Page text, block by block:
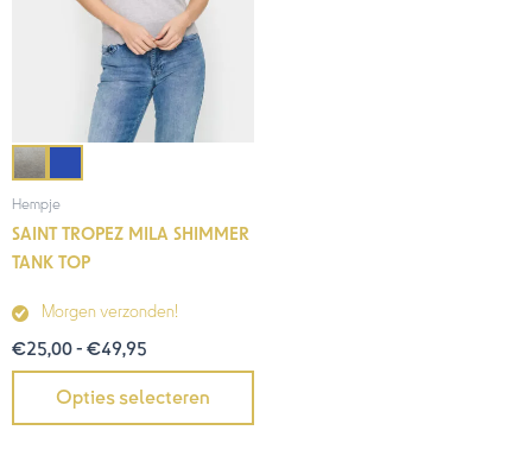
Hempje
SAINT TROPEZ MILA SHIMMER
TANK TOP
Morgen verzonden!
€25,00- €49,95
Opties selecteren